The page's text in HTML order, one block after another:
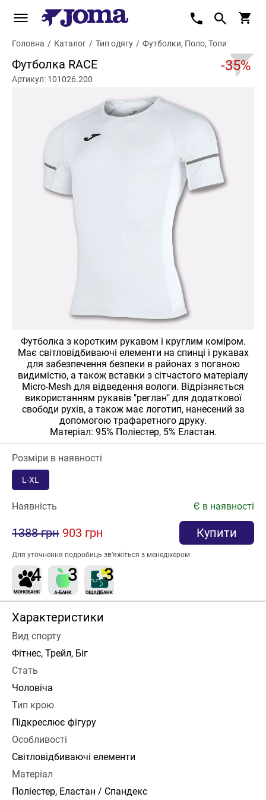
Головна / Каталог / Тип одягу / Футболки, Поло, Топи
Футболка RACE -35%
Артикул: 101026.200
Футболка з коротким рукавом і круглим коміром.
Має світловідбиваючі елементи на спинці і рукавах
для забезпечення безпеки в районах з поганою
видимістю, а також вставки з сітчастого матеріалу
Micro-Mesh для відведення вологи. Відрізняється
використанням рукавів "реглан" для додаткової
свободи рухів, а також має логотип, нанесений за
допомогою трафаретного друку.
Матеріал: 95% Поліестер, 5% Еластан.
Розміри в наявності
L-XL
Наявність Є в наявності
1388 грн 903 грн Купити
Для уточнення подробиць зв’яжіться з менеджером
Характеристики
Вид спорту
Фітнес, Трейл, Біг
Стать
Чоловіча
Тип крою
Підкреслює фігуру
Особливості
Світловідбиваючі елементи
Матеріал
Поліестер, Еластан / Спандекс